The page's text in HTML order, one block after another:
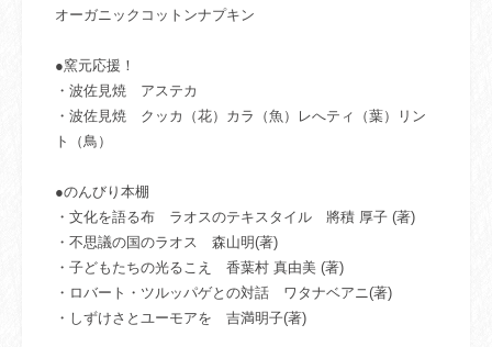
オーガニックコットンナプキン
●窯元応援！
・波佐見焼 アステカ
・波佐見焼 クッカ（花）カラ（魚）レへティ（葉）リン
ト（鳥）
●のんびり本棚
・文化を語る布 ラオスのテキスタイル 將積 厚子 (著)
・不思議の国のラオス 森山明(著)
・子どもたちの光るこえ 香葉村 真由美 (著)
・ロバート・ツルッパゲとの対話 ワタナベアニ(著)
・しずけさとユーモアを 吉満明子(著)